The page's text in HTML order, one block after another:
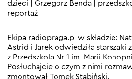
dzieci Grzegorz Benda
reportaż
Ekipa radiopraga.pl w składzie:
Astrid i Jarek odwiedziła starszaki
z Przedszkola Nr 1 im. Marii
Posłuchajcie o czym z nimi
zmontował Tomek Stabiński.